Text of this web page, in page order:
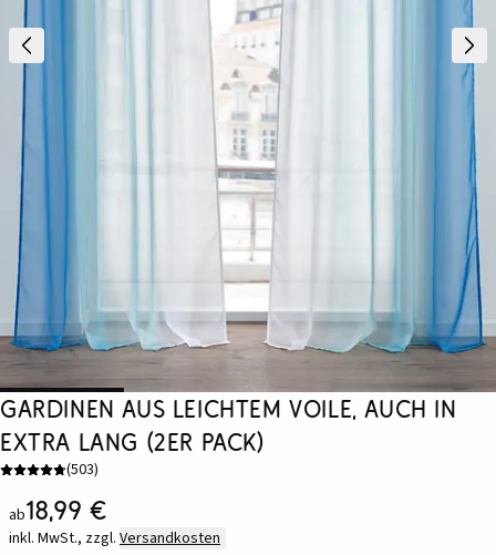
Gardinen aus leichtem Voile, auch in
extra lang (2er Pack)
(503)
ab18,99 €
inkl. MwSt., zzgl. Versandkosten